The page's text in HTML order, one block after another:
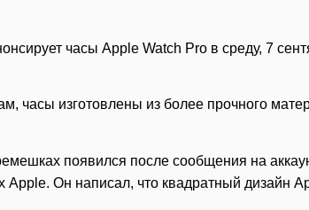
часы Apple Watch Pro в среду, 7
часы изготовлены из более прочного
появился после сообщения на
Apple. Он написал, что квадратный